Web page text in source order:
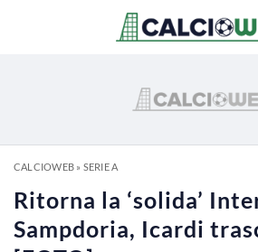
CALCIOWEB» SERIE A
Ritorna la ‘solida’
Sampdoria, Icardi